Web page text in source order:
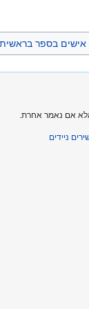
אישים בספר בראשית
אם נאמר אחרת.
ניידים